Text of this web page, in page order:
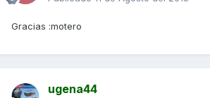
Gracias :motero
ugena44